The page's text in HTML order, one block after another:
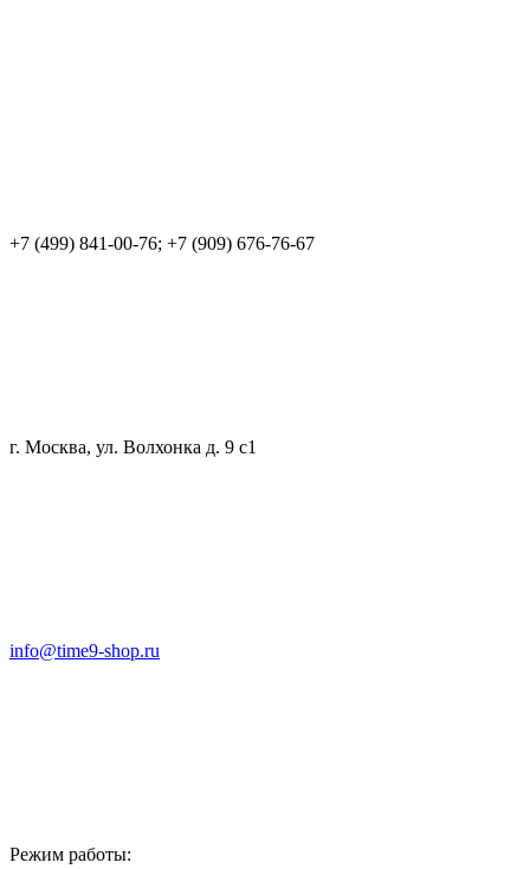
+7 (499) 841-00-76; +7 (909) 676-76-67
г. Москва, ул. Волхонка д. 9 с1
info@time9-shop.ru
Режим работы: